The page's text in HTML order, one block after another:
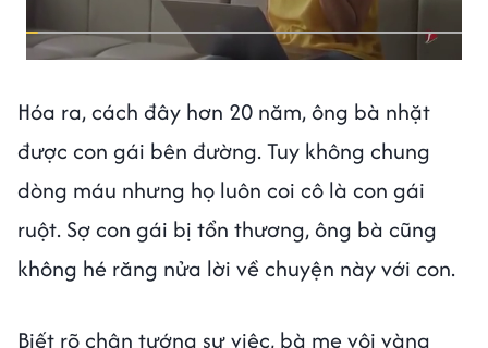
Hóa ra, cách đây hơn 20 năm, ông bà nhặt
được con gái bên đường. Tuy không chung
dòng máu nhưng họ luôn coi cô là con gái
ruột. Sợ con gái bị tổn thương, ông bà cũng
không hé răng nửa lời về chuyện này với con.
Biết rõ chân tướng sự việc, bà mẹ vội vàng